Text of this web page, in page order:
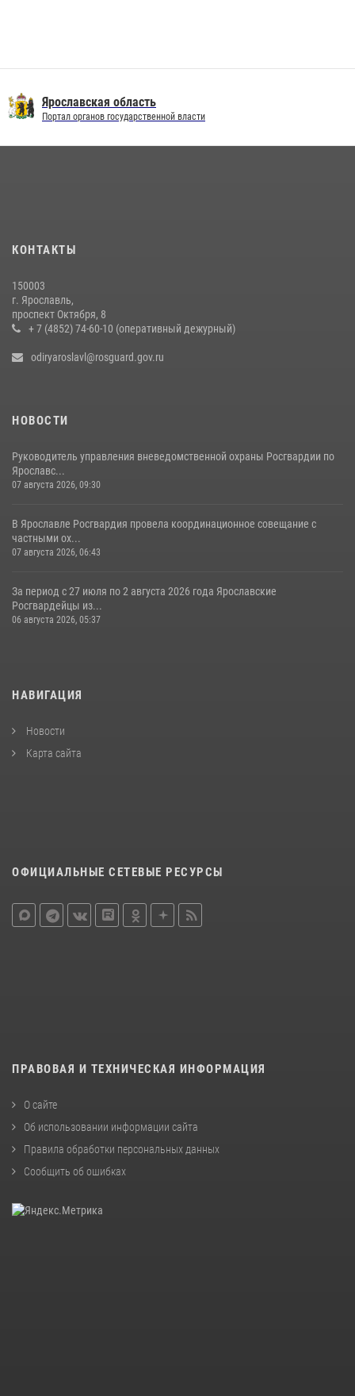
Ярославская область
Портал органов государственной власти
КОНТАКТЫ
150003
г. Ярославль,
проспект Октября, 8
+ 7 (4852) 74-60-10 (оперативный дежурный)
odiryaroslavl@rosguard.gov.ru
НОВОСТИ
Руководитель управления вневедомственной охраны Росгвардии по
Ярославс...
07 августа 2026, 09:30
В Ярославле Росгвардия провела координационное совещание с
частными ох...
07 августа 2026, 06:43
За период с 27 июля по 2 августа 2026 года Ярославские
Росгвардейцы из...
06 августа 2026, 05:37
НАВИГАЦИЯ
Новости
Карта сайта
ОФИЦИАЛЬНЫЕ СЕТЕВЫЕ РЕСУРСЫ
ПРАВОВАЯ И ТЕХНИЧЕСКАЯ ИНФОРМАЦИЯ
О сайте
Об использовании информации сайта
Правила обработки персональных данных
Сообщить об ошибках